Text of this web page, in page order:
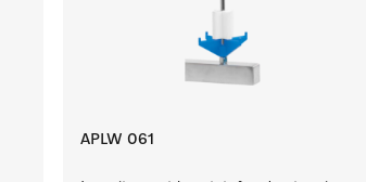
APLW 061